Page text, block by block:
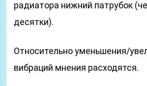
радиатора нижний патрубок
десятки).
Относительно уменьшения/
вибраций мнения расходятся.